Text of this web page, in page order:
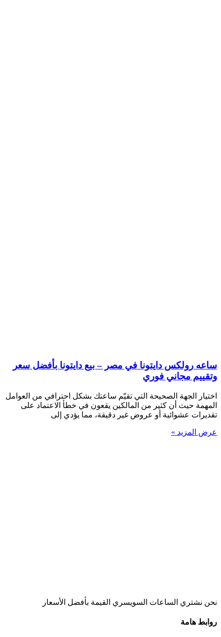
ساعه رولكس دايتونا في مصر – بيع دايتونا بأفضل سعر
وتقييم مجاني فوري
اختيار الجهة الصحيحة التي تقيّم ساعتك بشكل احترافي من العوامل
المهمة حيث أن كثير من المالكين يقعون في خطأ الاعتماد على
تقديرات عشوائية أو عروض غير دقيقة، مما يؤدي إلى
عرض المزيد »
نحن نشتري الساعات السويسري القيمة بأفضل الأسعار
روابط هامة